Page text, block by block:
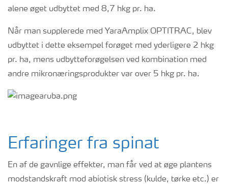
alene øget udbyttet med 8,7 hkg pr. ha.
Når man supplerede med YaraAmplix OPTITRAC, blev
udbyttet i dette eksempel forøget med yderligere 2 hkg
pr. ha, mens udbytteforøgelsen ved kombination med
andre mikronæringsprodukter var over 5 hkg pr. ha.
Erfaringer fra spinat
En af de gavnlige effekter, man får ved at øge plantens
modstandskraft mod abiotisk stress (kulde, tørke etc.) er